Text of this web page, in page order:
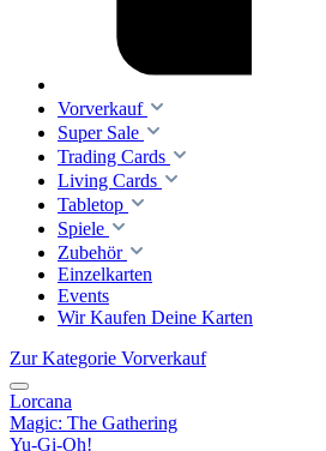
Vorverkauf
Super Sale
Trading Cards
Living Cards
Tabletop
Spiele
Zubehör
Einzelkarten
Events
Wir Kaufen Deine Karten
Zur Kategorie Vorverkauf
Lorcana
Magic: The Gathering
Yu-Gi-Oh!